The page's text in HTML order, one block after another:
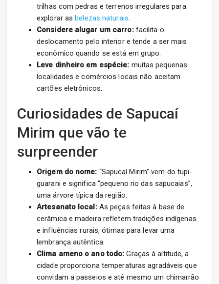
trilhas com pedras e terrenos irregulares para
explorar asbelezas naturais.
Considere alugar um carro:facilita o
deslocamento pelo interior e tende a ser mais
econômico quando se está em grupo.
Leve dinheiro em espécie: muitas pequenas
localidades e comércios locais não aceitam
cartões eletrônicos.
Curiosidades de Sapucaí
Mirim que vão te
surpreender
Origem do nome: “Sapucaí Mirim” vem do tupi-
guarani e significa “pequeno rio das sapucaias”,
uma árvore típica da região.
Artesanato local:As peças feitas à base de
cerâmica e madeira refletem tradições indígenas
e influências rurais, ótimas para levar uma
lembrança autêntica.
Clima ameno o ano todo: Graças à altitude, a
cidade proporciona temperaturas agradáveis que
convidam a passeios e até mesmo um chimarrão